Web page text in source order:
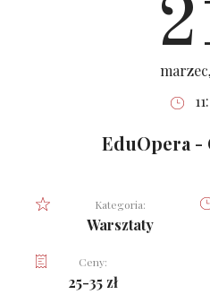
EduOpera -
Kategoria:
Warsztaty
Ceny:
25-35 zł